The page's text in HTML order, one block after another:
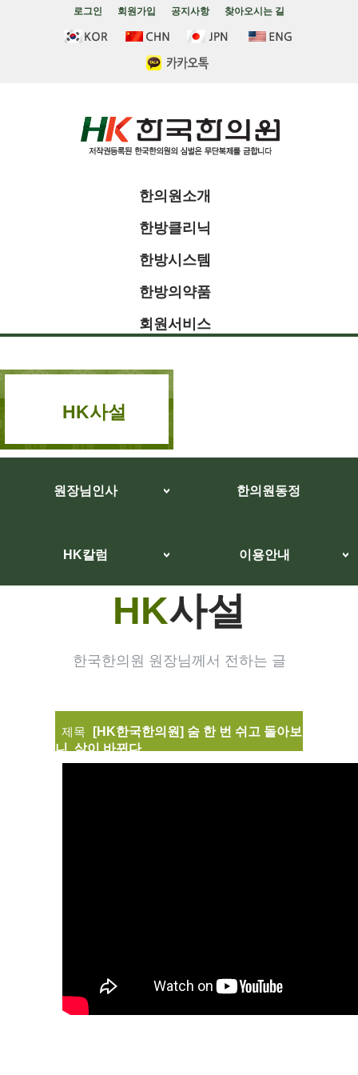
로그인 회원가입 공지사항 찾아오시는 길
한의원소개
한방클리닉
한방시스템
한방의약품
회원서비스
HK사설
원장님인사 한의원동정
HK칼럼 이용안내
HK사설
한국한의원 원장님께서 전하는 글
제목
[HK한국한의원] 숨 한 번 쉬고 돌아보
니, 삶이 바뀌다